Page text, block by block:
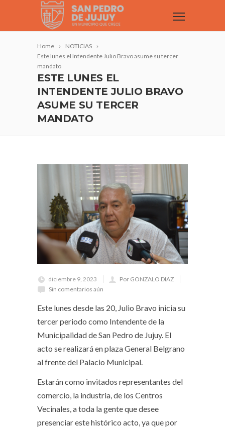
Home
NOTICIAS
Este lunes el Intendente Julio Bravo asume su tercer
mandato
ESTE LUNES EL
INTENDENTE JULIO BRAVO
ASUME SU TERCER
MANDATO
diciembre 9, 2023
Por GONZALO DIAZ
Sin comentarios aún
Este lunes desde las 20, Julio Bravo inicia su
tercer periodo como Intendente de la
Municipalidad de San Pedro de Jujuy. El
acto se realizará en plaza General Belgrano
al frente del Palacio Municipal.
Estarán como invitados representantes del
comercio, la industria, de los Centros
Vecinales, a toda la gente que desee
presenciar este histórico acto, ya que por